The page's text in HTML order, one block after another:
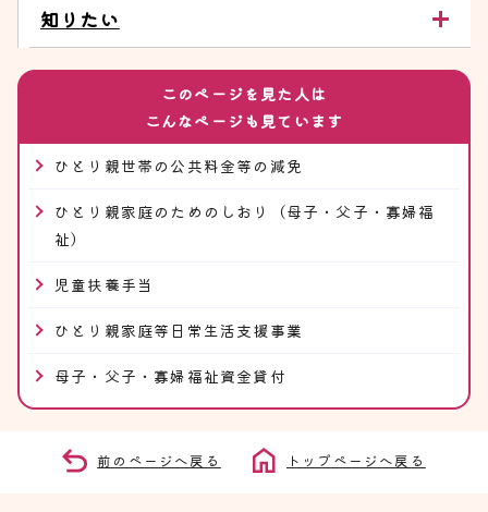
知りたい
このページを見た人は
こんなページも見ています
ひとり親世帯の公共料金等の減免
ひとり親家庭のためのしおり（母子・父子・寡婦福
祉）
児童扶養手当
ひとり親家庭等日常生活支援事業
母子・父子・寡婦福祉資金貸付
前のページへ戻る トップページへ戻る